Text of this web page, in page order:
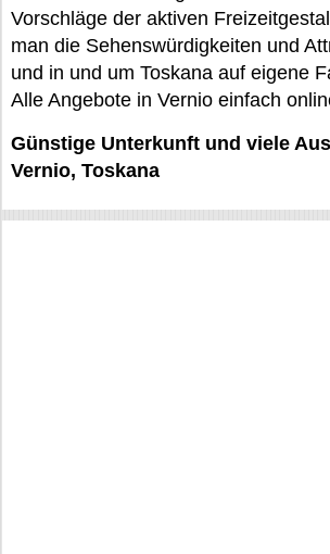
Vorschläge der aktiven
man die Sehenswürdigkeiten und
und in und um Toskana auf eigene
Alle Angebote in Vernio einfach
Günstige Unterkunft und viele
Vernio, Toskana